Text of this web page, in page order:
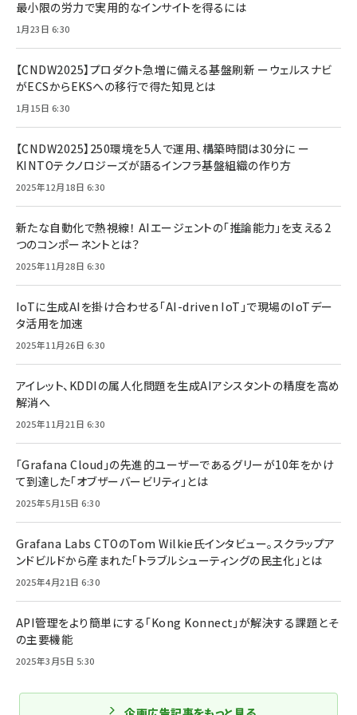
最小限の労力で実用的なインサイトを得るには
1月23日 6:30
【CNDW2025】プロダクト急増に備える基盤刷新 ーウェルスナビ
がECSからEKSへの移行で得た知見とは
1月15日 6:30
【CNDW2025】250環境を5人で運用、構築時間は30分に ー
KINTOテクノロジーズが語るインフラ基盤組織の作り方
2025年12月18日 6:30
新たな自動化で熱視線！ AIエージェントの「推論能力」を支える2
つのコンポーネントとは？
2025年11月28日 6:30
IoTに生成AIを掛け合わせる「AI-driven IoT」で現場のIoTデー
タ活用を加速
2025年11月26日 6:30
アイレット、KDDIの属人化問題を生成AIアシスタントの精度を高め
解消へ
2025年11月21日 6:30
「Grafana Cloud」の先進的ユーザーであるグリーが10年をかけ
て到達した「オブザーバービリティ」とは
2025年5月15日 6:30
Grafana Labs CTOのTom Wilkie氏インタビュー。スクラップア
ンドビルドから産まれた「トラブルシューティングの民主化」とは
2025年4月21日 6:30
API管理をより簡単にする「Kong Konnect」が解決する課題とそ
の主要機能
2025年3月5日 5:30